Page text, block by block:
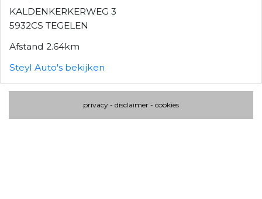
KALDENKERKERWEG 3
5932CS TEGELEN
Afstand 2.64km
Steyl Auto's bekijken
privacy - disclaimer - cookies